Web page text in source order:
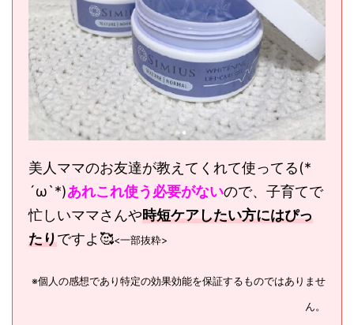
美人ママのお友達が教えてくれて使ってる(*
´ω`*)あれこれ使う必要がないので、子育てで
忙しいママさんや時短ケアしたい方にはぴっ
たりですよ🥰<一部抜粋>
※個人の感想であり特定の効果効能を保証するものではありませ
ん。